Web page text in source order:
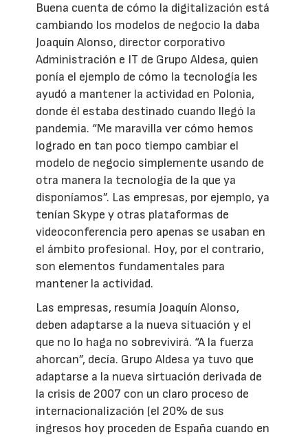
Buena cuenta de cómo la digitalización está
cambiando los modelos de negocio la daba
Joaquín Alonso, director corporativo
Administración e IT de Grupo Aldesa, quien
ponía el ejemplo de cómo la tecnología les
ayudó a mantener la actividad en Polonia,
donde él estaba destinado cuando llegó la
pandemia. “Me maravilla ver cómo hemos
logrado en tan poco tiempo cambiar el
modelo de negocio simplemente usando de
otra manera la tecnología de la que ya
disponíamos”. Las empresas, por ejemplo, ya
tenían Skype y otras plataformas de
videoconferencia pero apenas se usaban en
el ámbito profesional. Hoy, por el contrario,
son elementos fundamentales para
mantener la actividad.
Las empresas, resumía Joaquín Alonso,
deben adaptarse a la nueva situación y el
que no lo haga no sobrevivirá. “A la fuerza
ahorcan”, decía. Grupo Aldesa ya tuvo que
adaptarse a la nueva sirtuación derivada de
la crisis de 2007 con un claro proceso de
internacionalización (el 20% de sus
ingresos hoy proceden de España cuando en